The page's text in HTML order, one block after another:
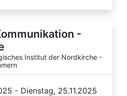
-
Institut der Nordkirche -
- Dienstag, 25.11.2025